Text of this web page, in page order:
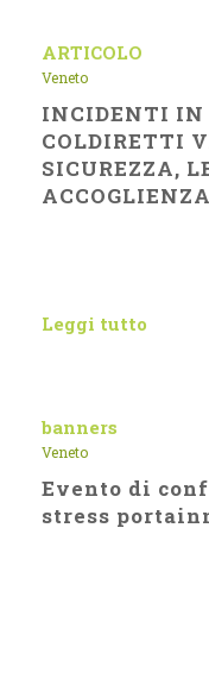
ARTICOLO
Veneto
INCIDENTI IN
COLDIRETTI
SICUREZZA,
ACCOGLIENZA
Leggi tutto
banners
Veneto
Evento di
stress